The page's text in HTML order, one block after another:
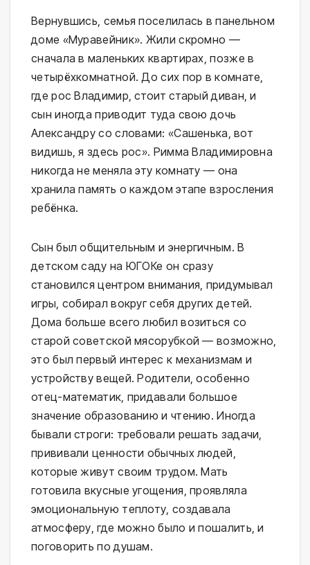
Вернувшись, семья поселилась в панельном
доме «Муравейник». Жили скромно —
сначала в маленьких квартирах, позже в
четырёхкомнатной. До сих пор в комнате,
где рос Владимир, стоит старый диван, и
сын иногда приводит туда свою дочь
Александру со словами: «Сашенька, вот
видишь, я здесь рос». Римма Владимировна
никогда не меняла эту комнату — она
хранила память о каждом этапе взросления
ребёнка.
Сын был общительным и энергичным. В
детском саду на ЮГОКе он сразу
становился центром внимания, придумывал
игры, собирал вокруг себя других детей.
Дома больше всего любил возиться со
старой советской мясорубкой — возможно,
это был первый интерес к механизмам и
устройству вещей. Родители, особенно
отец-математик, придавали большое
значение образованию и чтению. Иногда
бывали строги: требовали решать задачи,
прививали ценности обычных людей,
которые живут своим трудом. Мать
готовила вкусные угощения, проявляла
эмоциональную теплоту, создавала
атмосферу, где можно было и пошалить, и
поговорить по душам.